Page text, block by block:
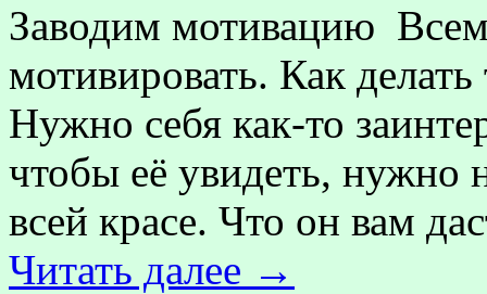
Заводим мотивацию
мотивировать. Как
Нужно себя как-то
чтобы её увидеть, нужно
всей красе. Что он вам
Читать далее →